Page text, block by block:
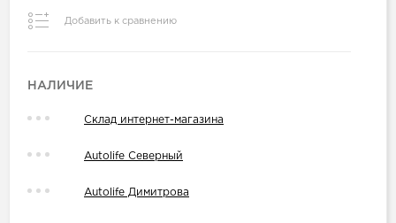
Добавить к сравнению
НАЛИЧИЕ
Склад интернет-магазина
Autolife Северный
Autolife Димитрова